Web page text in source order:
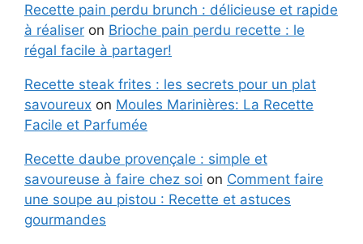
Recette pain perdu brunch : délicieuse et rapide
à réaliser on Brioche pain perdu recette : le
régal facile à partager!
Recette steak frites : les secrets pour un plat
savoureux on Moules Marinières: La Recette
Facile et Parfumée
Recette daube provençale : simple et
savoureuse à faire chez soi on Comment faire
une soupe au pistou : Recette et astuces
gourmandes